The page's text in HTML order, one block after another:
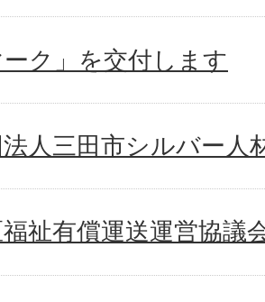
ーク」を交付します
人三田市シルバー人
祉有償運送運営協議